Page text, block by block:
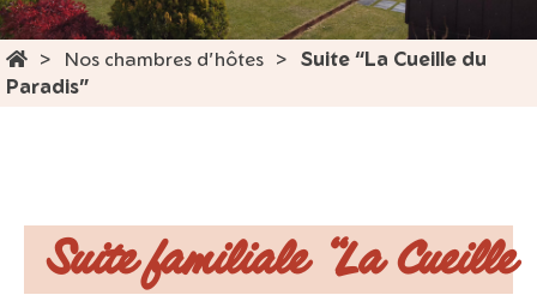
Nos chambres d'hôtes
Suite “La Cueille du
Paradis”
Suite familiale “La Cueille